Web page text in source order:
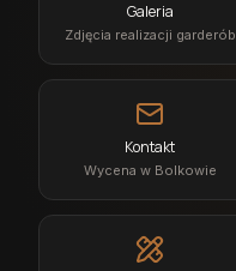
Galeria
Zdjęcia realizacji garderób
Kontakt
Wycena w Bolkowie